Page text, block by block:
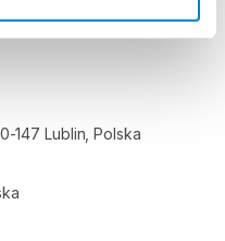
147 Lublin, Polska